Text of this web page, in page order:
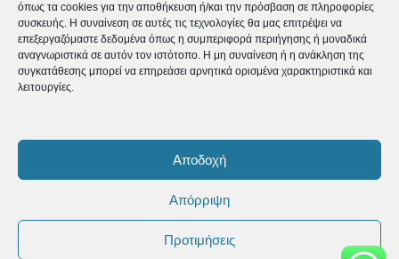
όπως τα cookies για την αποθήκευση ή/και την πρόσβαση σε πληροφορίες
συσκευής. Η συναίνεση σε αυτές τις τεχνολογίες θα μας επιτρέψει να
επεξεργαζόμαστε δεδομένα όπως η συμπεριφορά περιήγησης ή μοναδικά
αναγνωριστικά σε αυτόν τον ιστότοπο. Η μη συναίνεση ή η ανάκληση της
συγκατάθεσης μπορεί να επηρεάσει αρνητικά ορισμένα χαρακτηριστικά και
λειτουργίες.
Αποδοχή
Απόρριψη
Προτιμήσεις
Δευ-Τετ-Σαβ 09:00-15:00 | Τρι-Πεμ-Παρ 10:00-18:00 | Κυρ
ΚΛΕΙΣΤΑ